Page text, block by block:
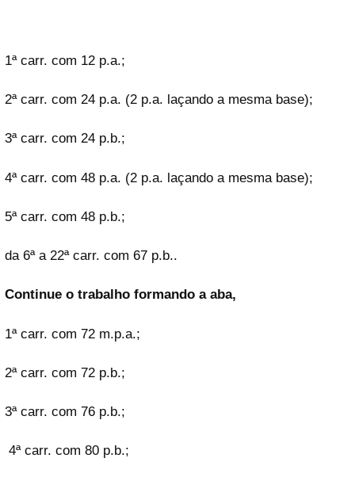
1ª carr. com 12 p.a.;
2ª carr. com 24 p.a. (2 p.a. laçando a mesma base);
3ª carr. com 24 p.b.;
4ª carr. com 48 p.a. (2 p.a. laçando a mesma base);
5ª carr. com 48 p.b.;
da 6ª a 22ª carr. com 67 p.b..
Continue o trabalho formando a aba,
1ª carr. com 72 m.p.a.;
2ª carr. com 72 p.b.;
3ª carr. com 76 p.b.;
4ª carr. com 80 p.b.;